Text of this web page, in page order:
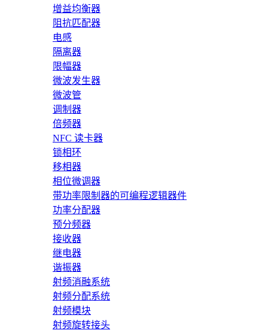
增益均衡器
阻抗匹配器
电感
隔离器
限幅器
微波发生器
微波管
调制器
倍频器
NFC 读卡器
锁相环
移相器
相位微调器
带功率限制器的可编程逻辑器件
功率分配器
预分频器
接收器
继电器
谐振器
射频消融系统
射频分配系统
射频模块
射频旋转接头